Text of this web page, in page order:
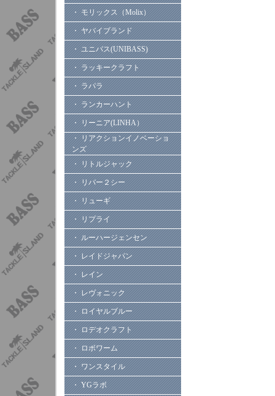
・ モリックス（Molix）
・ ヤバイブランド
・ ユニバス(UNIBASS)
・ ラッキークラフト
・ ラパラ
・ ランカーハント
・ リーニア(LINHA）
・ リアクションイノベーショ
ンズ
・ リトルジャック
・ リバー２シー
・ リューギ
・ リプライ
・ ルーハージェンセン
・ レイドジャパン
・ レイン
・ レヴォニック
・ ロイヤルブルー
・ ロデオクラフト
・ ロボワーム
・ ワンスタイル
・ YGラボ